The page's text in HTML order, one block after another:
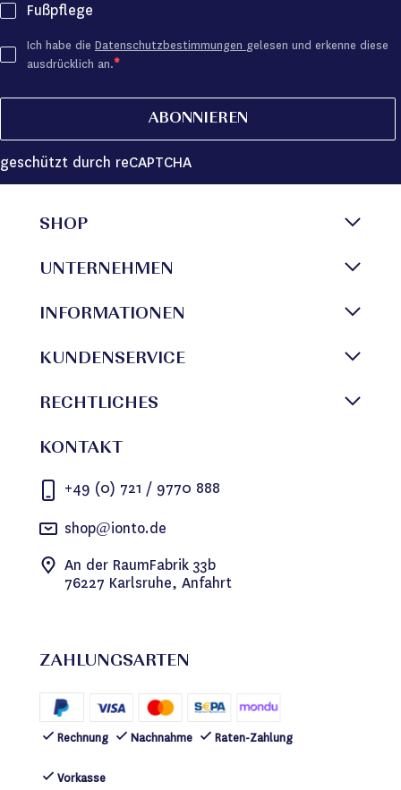
Fußpflege
Ich habe die Datenschutzbestimmungen gelesen und erkenne diese
ausdrücklich an.
ABONNIEREN
geschützt durch reCAPTCHA
SHOP
UNTERNEHMEN
INFORMATIONEN
KUNDENSERVICE
RECHTLICHES
KONTAKT
+49 (0) 721 / 9770 888
shop@ionto.de
An der RaumFabrik 33b
76227 Karlsruhe, Anfahrt
ZAHLUNGSARTEN
Rechnung Nachnahme Raten-Zahlung
Vorkasse